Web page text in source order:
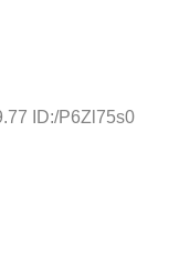
ID:/P6Zl75s0